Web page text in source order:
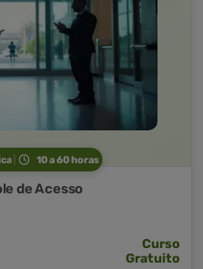
10 a 60 horas
de Acesso
Curso
Gratuito